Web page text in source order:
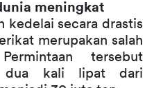
meningkat
kedelai secara drastis
merupakan salah
tersebut
dua kali lipat dari